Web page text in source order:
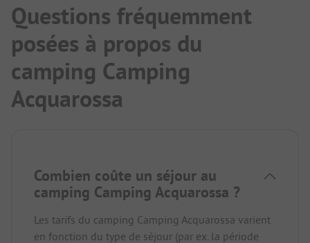
Questions fréquemment
posées à propos du
camping Camping
Acquarossa
Combien coûte un séjour au
camping Camping Acquarossa ?
Les tarifs du camping Camping Acquarossa varient
en fonction du type de séjour (par ex. la période